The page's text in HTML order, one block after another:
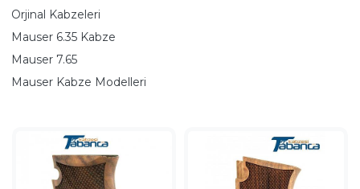
Orjinal Kabzeleri
Mauser 6.35 Kabze
Mauser 7.65
Mauser Kabze Modelleri